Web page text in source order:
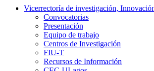
Vicerrectoría de investigación,
Convocatorias
Presentación
Equipo de trabajo
Centros de Investigación
FIU-T
Recursos de Información